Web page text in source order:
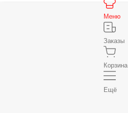
Меню
Заказы
Корзина
Ещё